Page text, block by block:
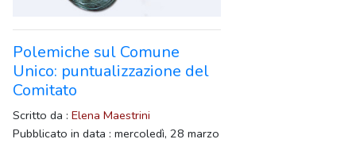
Polemiche sul Comune
Unico: puntualizzazione del
Comitato
Scritto da : Elena Maestrini
Pubblicato in data : mercoledì, 28 marzo